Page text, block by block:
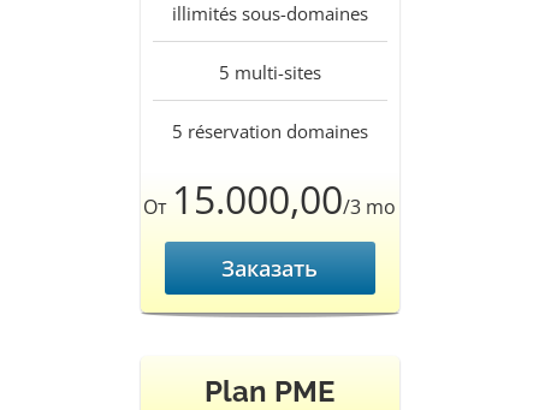
illimitéssous-domaines
5 multi-sites
5 réservation domaines
От 15.000,00/3 mo
Заказать
Plan PME